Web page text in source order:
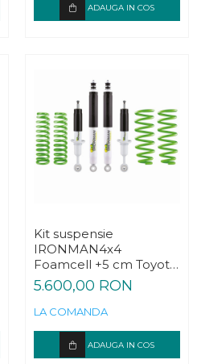
ADAUGA IN COS
Kit suspensie
IRONMAN4x4
Foamcell +5 cm Toyota
FJ Cruiser
5.600,00 RON
LA COMANDA
ADAUGA IN COS